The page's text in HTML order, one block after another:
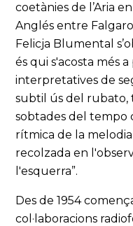
coetànies de l’Aria
Anglés entre
Felicja Blumental
és qui s'acosta més
interpretatives de
subtil ús del rubato,
sobtades del tempo
rítmica de la
recolzada en
l'esquerra”.
Des de 1954
col·laboracions